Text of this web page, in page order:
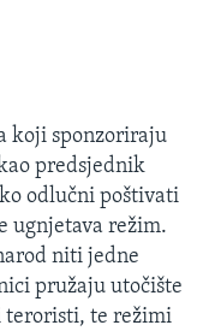
koji sponzoriraju
predsjednik
odlučni poštivati
ugnjetava režim.
niti jedne
pružaju utočište
teroristi, te režimi